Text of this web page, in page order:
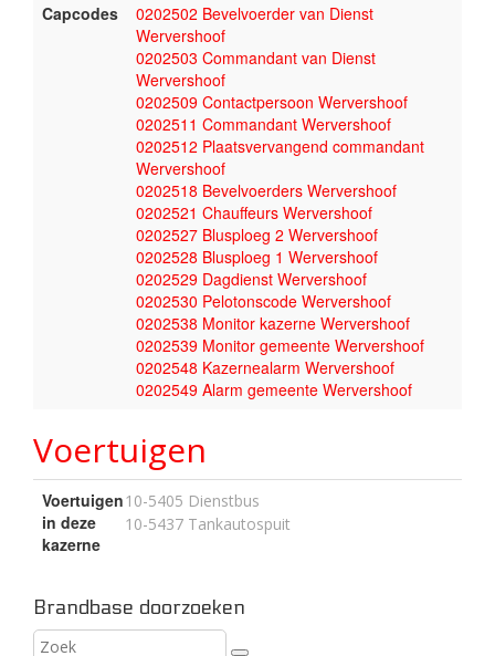
Capcodes
0202502 Bevelvoerder van Dienst
Wervershoof
0202503 Commandant van Dienst
Wervershoof
0202509 Contactpersoon Wervershoof
0202511 Commandant Wervershoof
0202512 Plaatsvervangend commandant
Wervershoof
0202518 Bevelvoerders Wervershoof
0202521 Chauffeurs Wervershoof
0202527 Blusploeg 2 Wervershoof
0202528 Blusploeg 1 Wervershoof
0202529 Dagdienst Wervershoof
0202530 Pelotonscode Wervershoof
0202538 Monitor kazerne Wervershoof
0202539 Monitor gemeente Wervershoof
0202548 Kazernealarm Wervershoof
0202549 Alarm gemeente Wervershoof
Voertuigen
Voertuigen
in deze
kazerne
10-5405 Dienstbus
10-5437 Tankautospuit
Brandbase doorzoeken